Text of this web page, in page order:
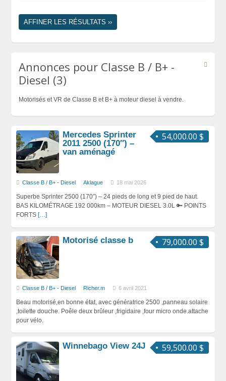
AFFINER LES RÉSULTATS ››
Annonces pour Classe B / B+ -
Diesel (3)
Motorisés et VR de Classe B et B+ à moteur diesel à vendre.
54,000.00 $
Mercedes Sprinter
2011 2500 (170″) –
van aménagé
Classe B / B+ - Diesel Aklague 18 mai 2026
Superbe Sprinter 2500 (170″) – 24 pieds de long et 9 pied de haut.
BAS KILOMÉTRAGE 192 000km – MOTEUR DIESEL 3.0L 🔑 POINTS
FORTS […]
79,000.00 $
Motorisé classe b
Classe B / B+ - Diesel Richer.m 6 avril 2021
Beau motorisé,en bonne état, avec génératrice 2500 ,panneau solaire
,toilette douche. Poêle deux brûleur ,frigidaire ,four micro onde.attache
pour vélo.
59,500.00 $
Winnebago View 24J